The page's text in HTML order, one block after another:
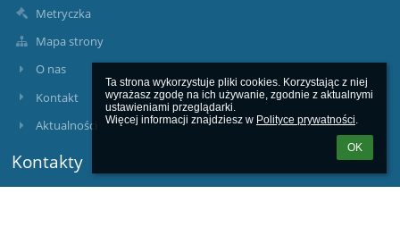
Ta strona wykorzystuje pliki cookies. Korzystając z niej
wyrażasz zgodę na ich używanie, zgodnie z aktualnymi
ustawieniami przeglądarki.
Więcej informacji znajdziesz w Polityce prywatności.
OK
Metryczka
Mapa strony
O nas
Kontakt
Aktualności
Kontakty